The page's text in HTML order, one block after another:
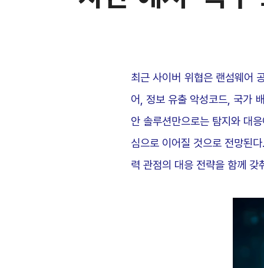
최근 사이버 위협은 랜섬웨어
어, 정보 유출 악성코드, 국가
안 솔루션만으로는 탐지와 대
심으로 이어질 것으로 전망된
력 관점의 대응 전략을 함께